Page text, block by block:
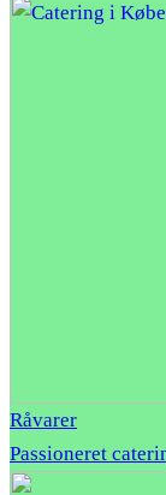
Råvarer
Passioneret